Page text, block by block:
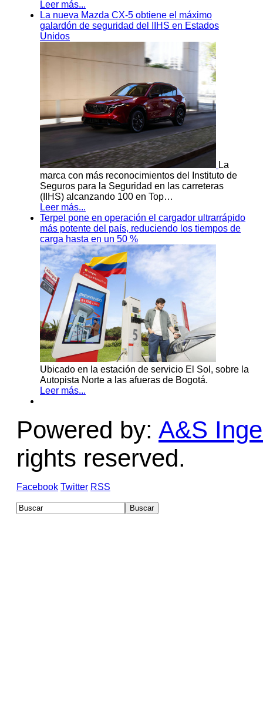
Leer más...
La nueva Mazda CX-5 obtiene el máximo
galardón de seguridad del IIHS en Estados
Unidos
La
marca con más reconocimientos del Instituto de
Seguros para la Seguridad en las carreteras
(IIHS) alcanzando 100 en Top…
Leer más...
Terpel pone en operación el cargador ultrarrápido
más potente del país, reduciendo los tiempos de
carga hasta en un 50 %
Ubicado en la estación de servicio El Sol, sobre la
Autopista Norte a las afueras de Bogotá.
Leer más...
Powered by: A&S
rights reserved.
Facebook Twitter RSS